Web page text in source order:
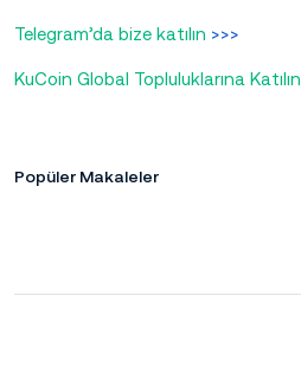
Telegram’da bize katılın >>>
KuCoin Global Topluluklarına Katılın
Popüler Makaleler